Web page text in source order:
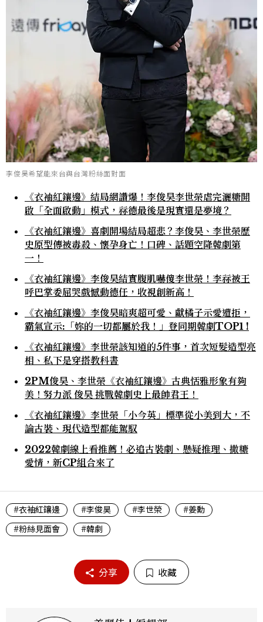
李俊昊希望能來台與台灣粉絲面對面
《衣袖紅鑲邊》結局網讚爆！李俊昊李世榮虐完灑糖開
啟「全面啟動」模式，祘德最後是現實還是夢境？
《衣袖紅鑲邊》喜劇開場結局超悲？李俊昊、李世榮歷
史原型傳被毒殺、懷孕身亡！口碑、話題空降韓劇第
一！
《衣袖紅鑲邊》李俊昊結實腹肌嚇傻李世榮！李祘被王
呼巴掌委屈哭戲憾動德任，收視創新高！
《衣袖紅鑲邊》李俊昊暗爽超可愛、獻橘子示愛遭拒，
霸氣宣示:「妳的一切都屬於我！」登同期韓劇TOP1 !
《衣袖紅鑲邊》李世榮該知道的5件事，首次短髮造型亮
相、私下是穿搭教科書
2PM俊昊、李世榮《衣袖紅鑲邊》古典恬雅形象有夠
美！努力派 俊昊 挑戰韓劇史上最帥君王！
《衣袖紅鑲邊》李世榮「小今英」標準從小美到大，不
論古裝、現代造型都能駕馭
2022韓劇線上看推薦！必追古裝劇、懸疑推理、撒糖
愛情，新CP組合來了
#衣袖紅鑲邊 #李俊昊 #李世榮
#姜勳
#粉絲見面會
#韓劇
分享 收藏